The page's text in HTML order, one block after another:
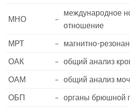
МНО –
международное
отношение
МРТ
– магнитно-
ОАК
– общий анализ
ОАМ
– общий анализ
ОБП
– органы брюшной